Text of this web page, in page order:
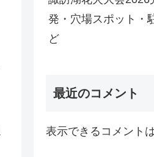
発・穴場スポット・
ど
最近のコメント
表示できるコメント